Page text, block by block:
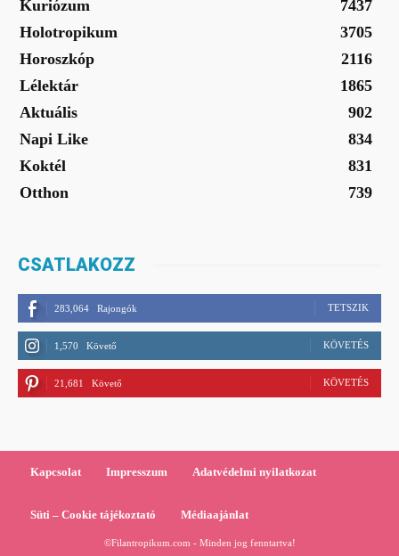
Kuriózum
7437
Holotropikum
3705
Horoszkóp
2116
Lélektár
1865
Aktuális
902
Napi Like
834
Koktél
831
Otthon
739
CSATLAKOZZ
283,064 Rajongók TETSZIK
1,570 Követő KÖVETÉS
21,681 Követő KÖVETÉS
Kapcsolat Impresszum Adatvédelmi nyilatkozat
Süti – Cookie tájékoztató Médiaajánlat
©Filantropikum.com - Minden jog fenntartva!